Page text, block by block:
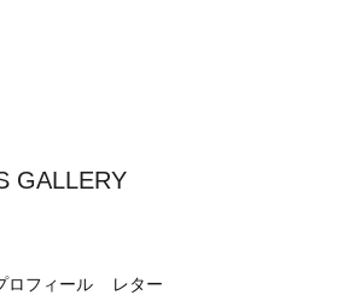
GALLERY
ロフィール レター